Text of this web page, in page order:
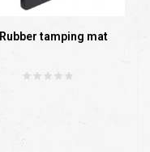
Rubber tamping mat